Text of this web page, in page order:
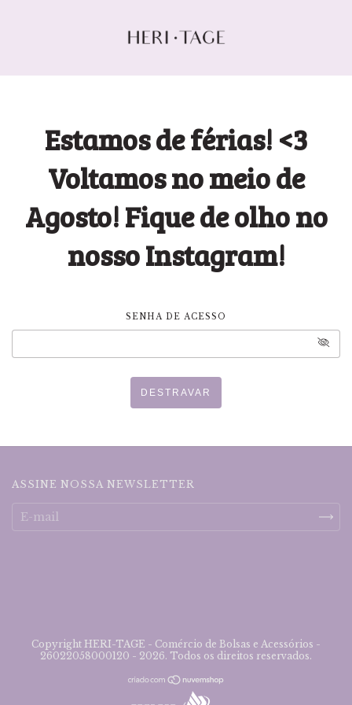
Estamos de férias! <3
Voltamos no meio de
Agosto! Fique de olho no
nosso Instagram!
SENHA DE ACESSO
DESTRAVAR
ASSINE NOSSA NEWSLETTER
Copyright HERI-TAGE - Comércio de Bolsas e Acessórios -
26022058000120 - 2026. Todos os direitos reservados.